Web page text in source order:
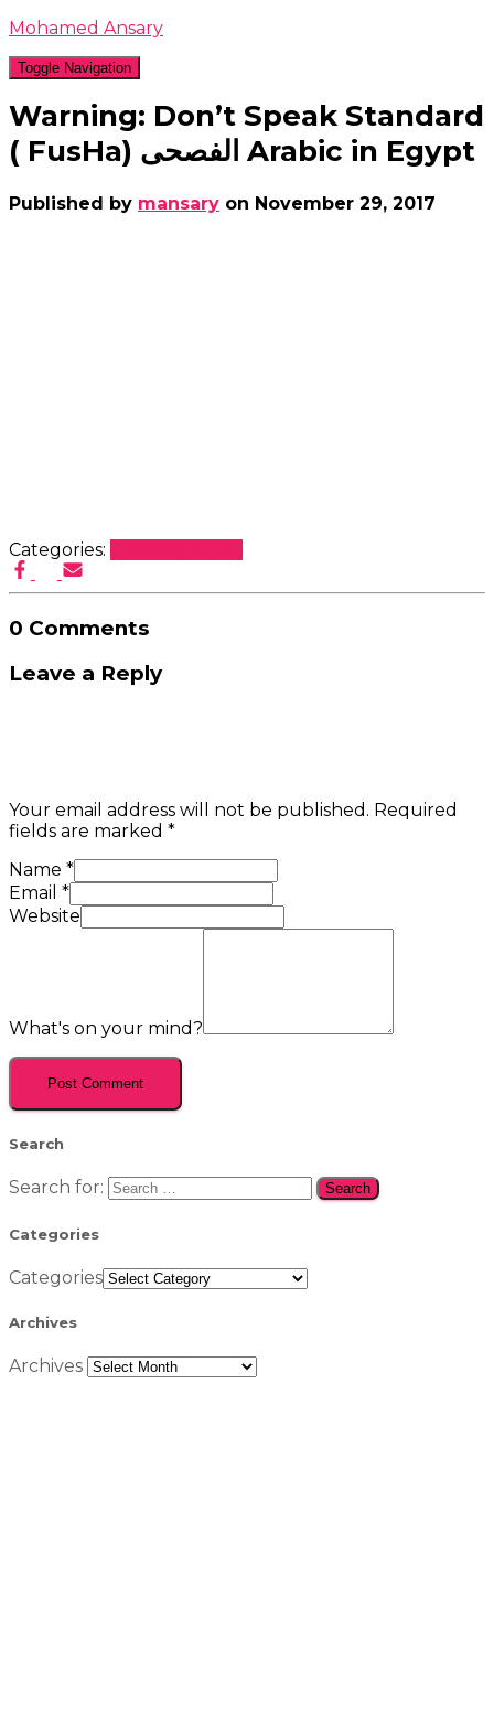
Mohamed Ansary
Toggle Navigation
Warning: Don’t Speak Standard
( FusHa) الفصحى Arabic in Egypt
Published by mansary on November 29, 2017
Categories:
0 Comments
Leave a Reply
Your email address will not be published. Required
fields are marked *
Name *
Email *
Website
What's on your mind?
Search
Search for:
Categories
Categories
Archives
Archives